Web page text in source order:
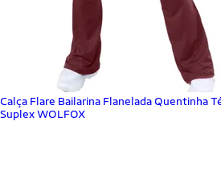
Calça Flare Bailarina Flanelada Quentinha
Suplex WOLFOX